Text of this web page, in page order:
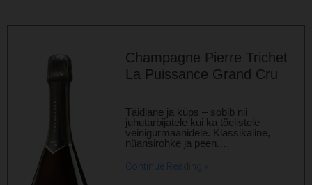
Champagne Pierre Trichet
La Puissance Grand Cru
Täidlane ja küps – sobib nii
juhutarbijatele kui ka tõelistele
veinigurmaanidele. Klassikaline,
nüansirohke ja peen.…
Continue Reading »